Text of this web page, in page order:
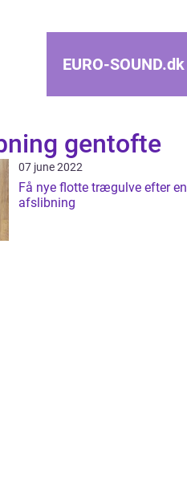
EURO-SOUND.dk
gentofte
07 june 2022
Få nye flotte trægulve efter en
afslibning